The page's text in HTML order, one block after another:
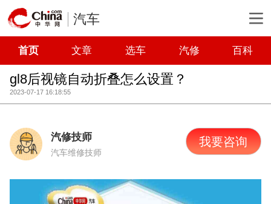
汽车
首页 文章 选车 汽修 百科
gl8后视镜自动折叠怎么设置？
2023-07-17 16:18:55
汽修技师
汽车维修技师
我要咨询